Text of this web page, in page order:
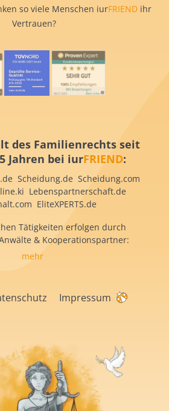
so viele Menschen iurFRIEND ihr
Vertrauen?
des Familienrechts seit
Jahren bei iurFRIEND:
Scheidung.de Scheidung.com
Lebenspartnerschaft.de
EliteXPERTS.de
Tätigkeiten erfolgen durch
& Kooperationspartner:
mehr
Impressum